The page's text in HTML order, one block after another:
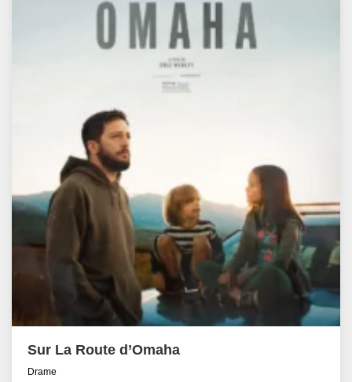
Sur La Route d’Omaha
Drame